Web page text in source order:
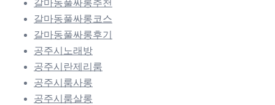
갈마동풀싸롱추천
갈마동풀싸롱코스
갈마동풀싸롱후기
공주시노래방
공주시란제리룸
공주시룸사롱
공주시룸살롱